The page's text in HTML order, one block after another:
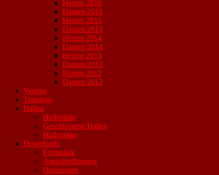
Herren 2016
Damen 2016
Herren 2015
Damen 2015
Herren 2014
Damen 2014
Herren 2013
Damen 2013
Herren 2012
Damen 2012
Vereine
Trainings
Hallen
Hallenliste
Geschlossene Hallen
Hallenplan
Downloads
Formulare
Ausschreibungen
Ordnungen